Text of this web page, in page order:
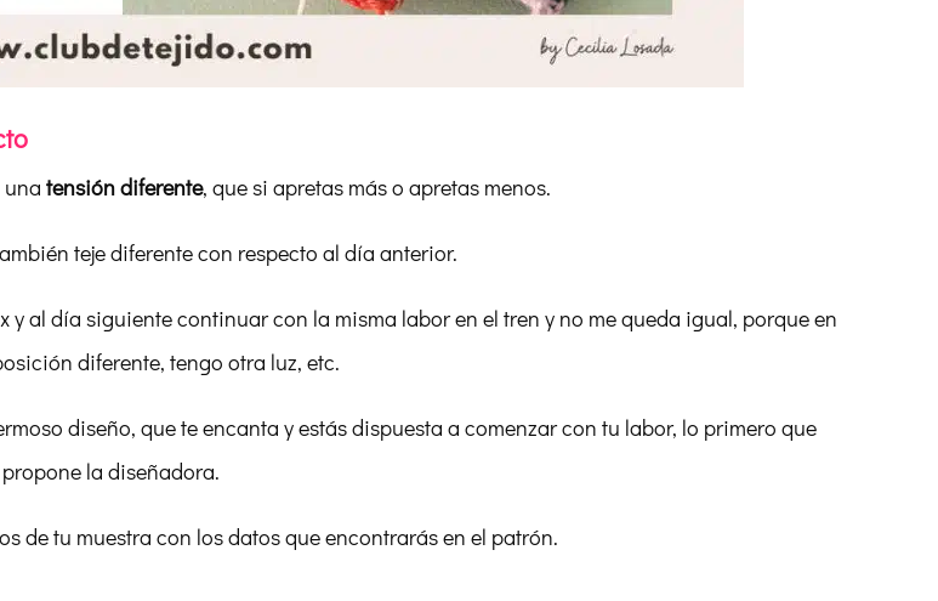
una tensión diferente, que si apretas más o apretas menos.
teje diferente con respecto al día anterior.
y al día siguiente continuar con la misma labor en el tren y no me queda igual, porque en
diferente, tengo otra luz, etc.
diseño, que te encanta y estás dispuesta a comenzar con tu labor, lo primero que
la diseñadora.
de tu muestra con los datos que encontrarás en el patrón.